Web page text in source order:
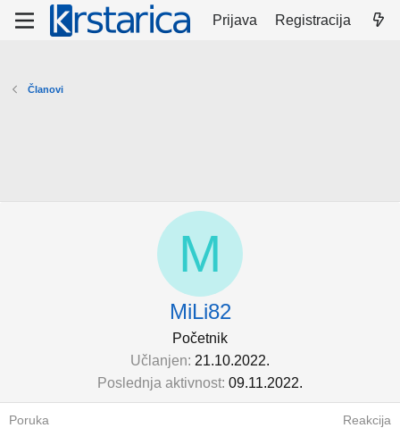
Prijava Registracija
Članovi
M
MiLi82
Početnik
Učlanjen 21.10.2022.
Poslednja aktivnost 09.11.2022.
Poruka Reakcija